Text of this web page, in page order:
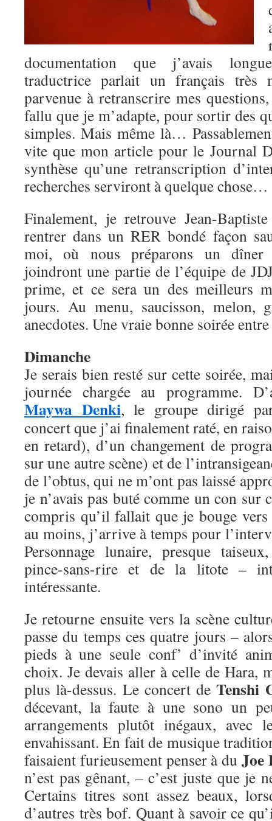
documentation que j’avais
traductrice parlait un français très
parvenue à retranscrire mes
fallu que je m’adapte, pour sortir des
simples. Mais même là…
vite que mon article pour le Journal
synthèse qu’une retranscription
recherches serviront à quelque chose…
Finalement, je retrouve Jean-
rentrer dans un RER bondé façon
moi, où nous préparons un dîner
joindront une partie de l’équipe de
prime, et ce sera un des meilleurs
jours. Au menu, saucisson, melon,
anecdotes. Une vraie bonne soirée
Dimanche
Je serais bien resté sur cette soirée,
journée chargée au programme.
Maywa Denki, le groupe dirigé
concert que j’ai finalement raté, en
en retard), d’un changement de
sur une autre scène) et de
de l’obtus, qui ne m’ont pas laissé
je n’avais pas buté comme un con sur
compris qu’il fallait que je bouge
au moins, j’arrive à temps pour
Personnage lunaire, presque
pince-sans-rire et de la litote –
intéressante.
Je retourne ensuite vers la scène
passe du temps ces quatre jours –
pieds à une seule conf’ d’invité
choix. Je devais aller à celle de Hara,
plus là-dessus. Le concert deTenshi
décevant, la faute à une sono un
arrangements plutôt inégaux, avec
envahissant. En fait de musique
faisaient furieusement penser à du Joe
n’est pas gênant, – c’est juste que je
Certains titres sont assez beaux,
d’autres très bof. Quant à savoir ce